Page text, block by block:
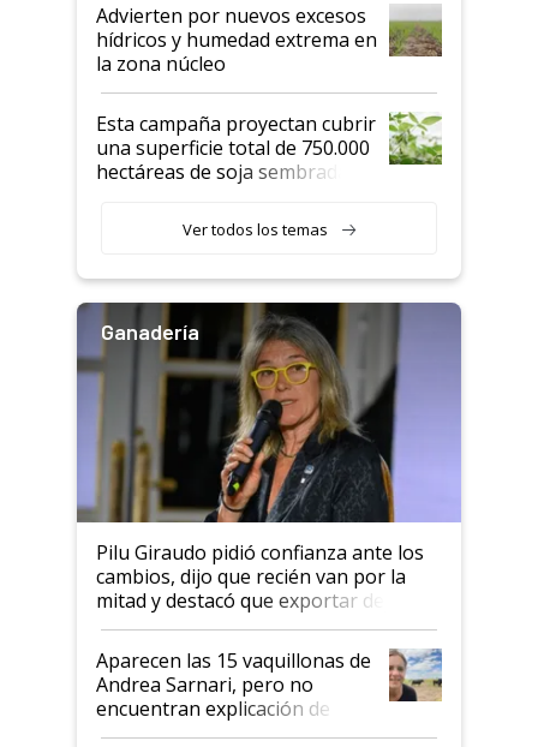
Advierten por nuevos excesos
hídricos y humedad extrema en
la zona núcleo
Esta campaña proyectan cubrir
una superficie total de 750.000
hectáreas de soja sembradas
variedades que marcan un
salto tecnológico en genética y
Ver todos los temas
Ganadería
Pilu Giraudo pidió confianza ante los
cambios, dijo que recién van por la
mitad y destacó que exportar dejó de
ser "para unos pocos": "Tenemos un
mandato muy claro del gobierno
nacional"
Aparecen las 15 vaquillonas de
Andrea Sarnari, pero no
encuentran explicación de
cómo llegaron allí